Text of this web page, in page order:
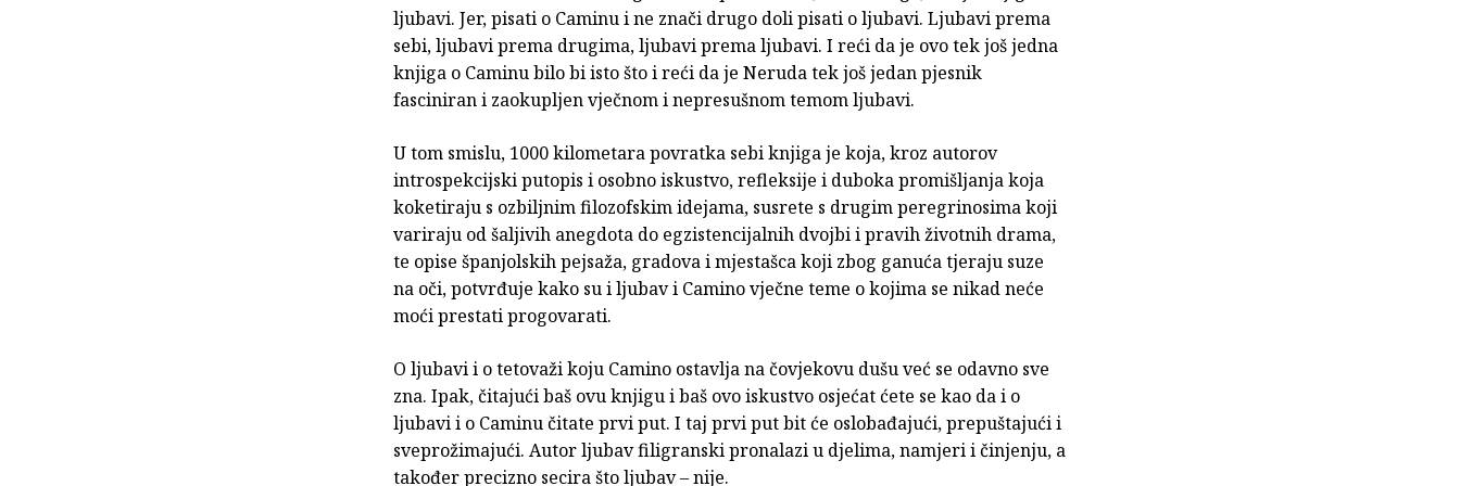
ljubavi. Jer, pisati o Caminu i ne znači drugo doli pisati o ljubavi. Ljubavi prema
sebi, ljubavi prema drugima, ljubavi prema ljubavi. I reći da je ovo tek još jedna
knjiga o Caminu bilo bi isto što i reći da je Neruda tek još jedan pjesnik
fasciniran i zaokupljen vječnom i nepresušnom temom ljubavi.
U tom smislu, 1000 kilometara povratka sebi knjiga je koja, kroz autorov
introspekcijski putopis i osobno iskustvo, refleksije i duboka promišljanja koja
koketiraju s ozbiljnim filozofskim idejama, susrete s drugim peregrinosima koji
variraju od šaljivih anegdota do egzistencijalnih dvojbi i pravih životnih drama,
te opise španjolskih pejsaža, gradova i mjestašca koji zbog ganuća tjeraju suze
na oči, potvrđuje kako su i ljubav i Camino vječne teme o kojima se nikad neće
moći prestati progovarati.
O ljubavi i o tetovaži koju Camino ostavlja na čovjekovu dušu već se odavno sve
zna. Ipak, čitajući baš ovu knjigu i baš ovo iskustvo osjećat ćete se kao da i o
ljubavi i o Caminu čitate prvi put. I taj prvi put bit će oslobađajući, prepuštajući i
sveprožimajući. Autor ljubav filigranski pronalazi u djelima, namjeri i činjenju, a
također precizno secira što ljubav – nije.